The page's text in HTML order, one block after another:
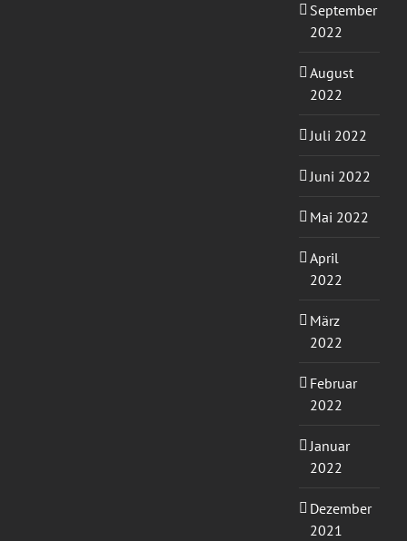
September
2022
August
2022
Juli 2022
Juni 2022
Mai 2022
April
2022
März
2022
Februar
2022
Januar
2022
Dezember
2021